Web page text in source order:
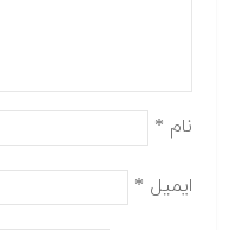
نام *
ایمیل *